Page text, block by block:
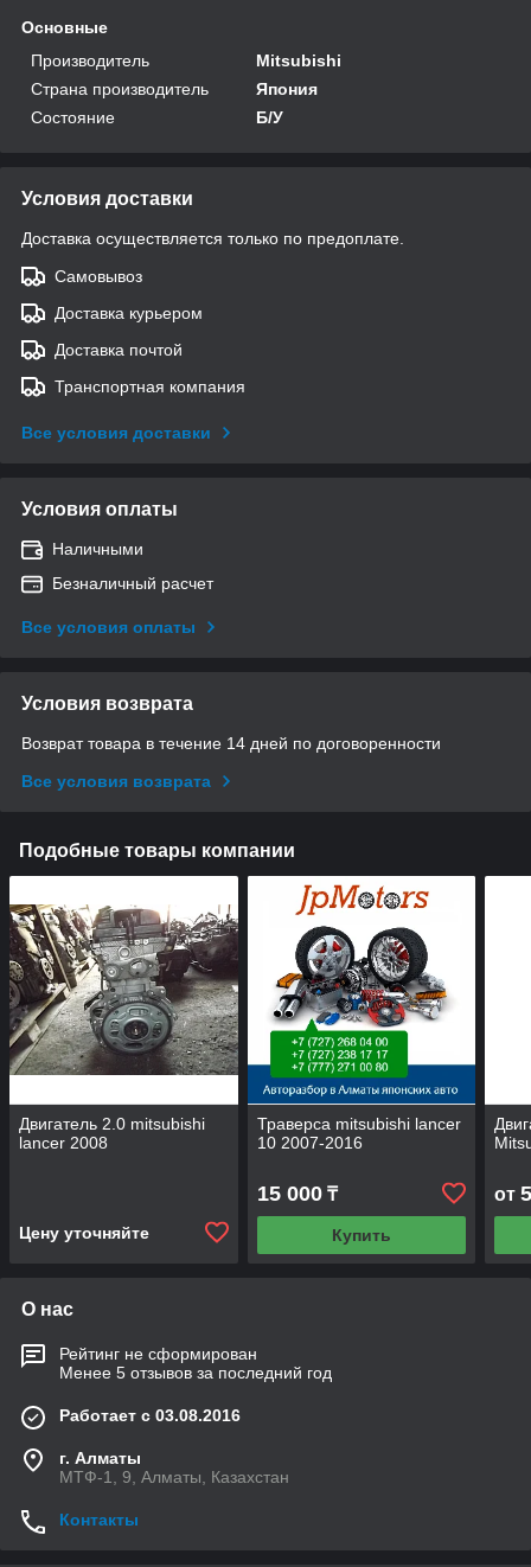
Основные
Производитель
Mitsubishi
Страна производитель
Япония
Состояние
Б/У
Условия доставки
Доставка осуществляется только по предоплате.
Самовывоз
Доставка курьером
Доставка почтой
Транспортная компания
Все условия доставки
Условия оплаты
Наличными
Безналичный расчет
Все условия оплаты
Условия возврата
Возврат товара в течение 14 дней по договоренности
Все условия возврата
Подобные товары компании
Двигатель 2.0 mitsubishi
lancer 2008
Цену уточняйте
Траверса mitsubishi lancer
10 2007-2016
15 000₸
Купить
от
О нас
Рейтинг не сформирован
Менее 5 отзывов за последний год
Работает с 03.08.2016
г. Алматы
МТФ-1, 9, Алматы, Казахстан
Контакты